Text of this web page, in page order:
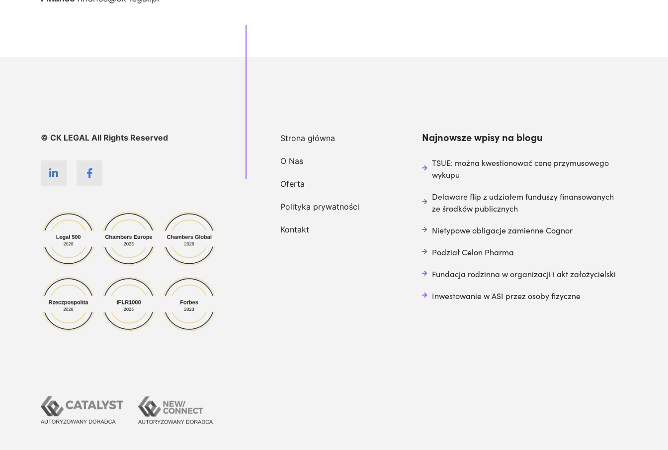
© CK LEGAL All Rights Reserved Strona główna
O Nas
Oferta
Polityka prywatności
Kontakt
Najnowsze wpisy na blogu
TSUE: można kwestionować cenę przymusowego
wykupu
Delaware flip z udziałem funduszy finansowanych
ze środków publicznych
Nietypowe obligacje zamienne Cognor
Podział Celon Pharma
Fundacja rodzinna w organizacji i akt założycielski
Inwestowanie w ASI przez osoby fizyczne